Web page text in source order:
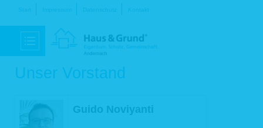
Navigation
Start Impressum Datenschutz Kontakt
Unser Vorstand
Guido Noviyanti